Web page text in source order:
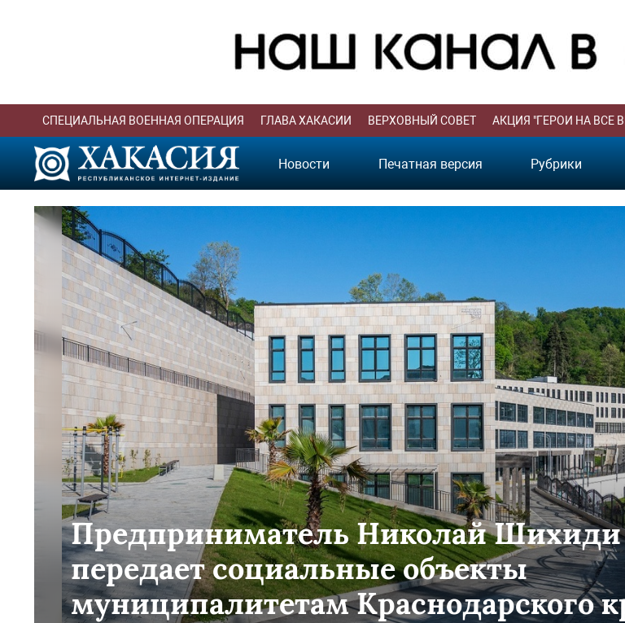
СПЕЦИАЛЬНАЯ ВОЕННАЯ ОПЕРАЦИЯ ГЛАВА ХАКАСИИ ВЕРХОВНЫЙ СОВЕТ АКЦИЯ "ГЕРОИ НА ВСЕ
Новости Печатная версия Рубрики
Предприниматель Николай Шихиди
передает социальные объекты
муниципалитетам Краснодарского